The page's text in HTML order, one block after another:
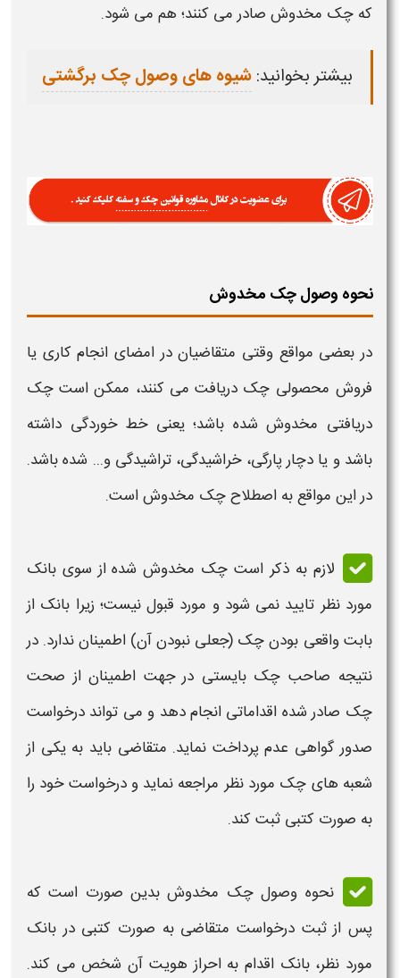
که چک مخدوش صادر می کنند؛ هم می شود.
بیشتر بخوانید:شیوه های وصول چک برگشتی
نحوه وصول چک مخدوش
در بعضی مواقع وقتی متقاضیان در امضای انجام کاری یا
فروش محصولی چک دریافت می کنند، ممکن است چک
دریافتی مخدوش شده باشد؛ یعنی خط خوردگی داشته
باشد و یا دچار پارگی، خراشیدگی، تراشیدگی و... شده باشد.
در این مواقع به اصطلاحچک مخدوشاست.
لازم به ذکر است چک مخدوش شده از سوی بانک
مورد نظر تایید نمی شود و مورد قبول نیست؛ زیرا بانک از
بابت واقعی بودن چک (جعلی نبودنآن) اطمینان ندارد. در
نتیجه صاحب چک بایستی در جهت اطمینان از صحت
چک صادر شده اقداماتی انجام دهد و می تواند درخواست
صدور گواهی عدم پرداخت نماید. متقاضی باید به یکی از
شعبه های چک مورد نظر مراجعه نماید و درخواست خود را
به صورت کتبی ثبت کند.
نحوه وصول چک مخدوش بدین صورت است که
پس از ثبت درخواست متقاضی به صورت کتبی در بانک
مورد نظر، بانک اقدام به احراز هویت آن شخص می کند.